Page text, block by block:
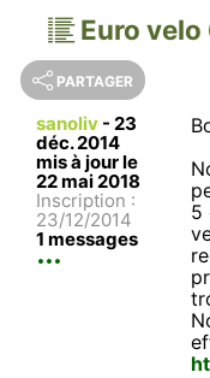
Euro
PARTAGER
sanoliv - 23
déc. 2014
mis à jour le
22 mai 2018
Inscription :
23/12/2014
1 messages
5